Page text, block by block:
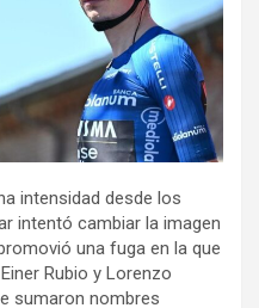
intensidad desde los
intentó cambiar la imagen
una fuga en la que
Rubio y Lorenzo
sumaron nombres